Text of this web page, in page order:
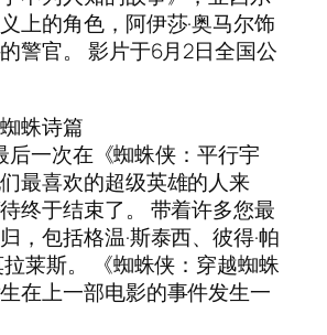
上的角色，阿伊莎·奥马尔饰
警官。 影片于6月2日全国公
蛛诗篇
后一次在《蜘蛛侠：平行宇
最喜欢的超级英雄的人来
终于结束了。 带着许多您最
，包括格温·斯泰西、彼得·帕
拉莱斯。 《蜘蛛侠：穿越蜘蛛
在上一部电影的事件发生一